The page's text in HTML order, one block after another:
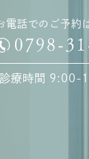
電話でのご予約
診療時間